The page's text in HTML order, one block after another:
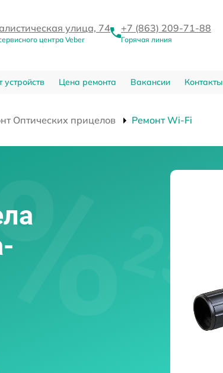
улица, 74
центра Veber
+7 (863) 209-71-88
Горячая линия
устройств Цена ремонта Вакансии Контакты
Оптических прицелов Ремонт Wi-Fi